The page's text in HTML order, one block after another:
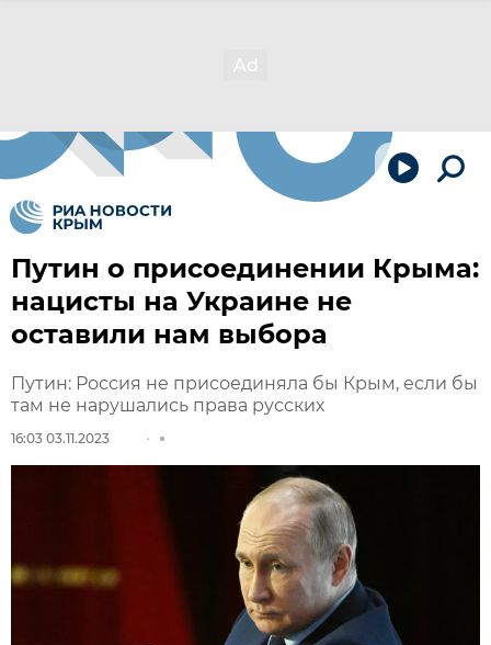
Путин о присоединении Крыма:
нацисты на Украине не
оставили нам выбора
Путин: Россия не присоединяла бы Крым, если бы
там не нарушались права русских
16:03 03.11.2023